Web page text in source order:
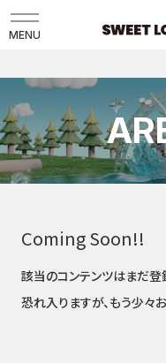
MENU
Coming Soon!!
該当のコンテンツはまだ登
恐れ入りますが、もう少々